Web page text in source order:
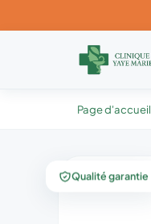
Page d'accueil
Qualité garantie